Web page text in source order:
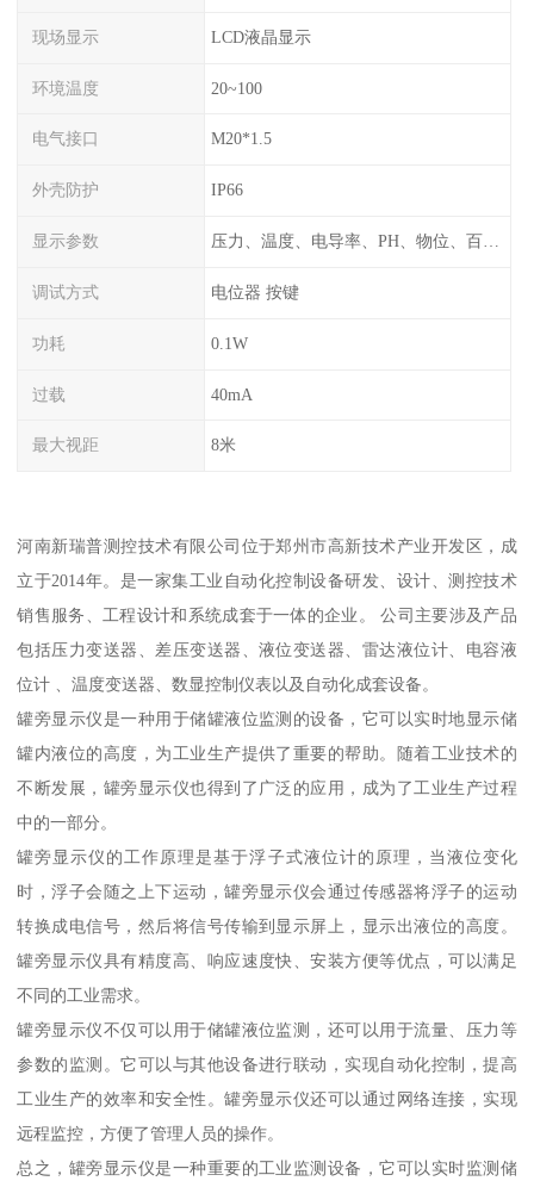
现场显示 LCD液晶显示
环境温度 20~100
电气接口 M20*1.5
外壳防护 IP66
显示参数 压力、温度、电导率、PH、物位、百分比率
调试方式 电位器 按键
功耗 0.1W
过载 40mA
最大视距 8米
河南新瑞普测控技术有限公司位于郑州市高新技术产业开发区，成
立于2014年。是一家集工业自动化控制设备研发、设计、测控技术
销售服务、工程设计和系统成套于一体的企业。 公司主要涉及产品
包括压力变送器、差压变送器、液位变送器、雷达液位计、电容液
位计 、温度变送器、数显控制仪表以及自动化成套设备。
罐旁显示仪是一种用于储罐液位监测的设备，它可以实时地显示储
罐内液位的高度，为工业生产提供了重要的帮助。随着工业技术的
不断发展，罐旁显示仪也得到了广泛的应用，成为了工业生产过程
中的一部分。
罐旁显示仪的工作原理是基于浮子式液位计的原理，当液位变化
时，浮子会随之上下运动，罐旁显示仪会通过传感器将浮子的运动
转换成电信号，然后将信号传输到显示屏上，显示出液位的高度。
罐旁显示仪具有精度高、响应速度快、安装方便等优点，可以满足
不同的工业需求。
罐旁显示仪不仅可以用于储罐液位监测，还可以用于流量、压力等
参数的监测。它可以与其他设备进行联动，实现自动化控制，提高
工业生产的效率和安全性。罐旁显示仪还可以通过网络连接，实现
远程监控，方便了管理人员的操作。
总之，罐旁显示仪是一种重要的工业监测设备，它可以实时监测储